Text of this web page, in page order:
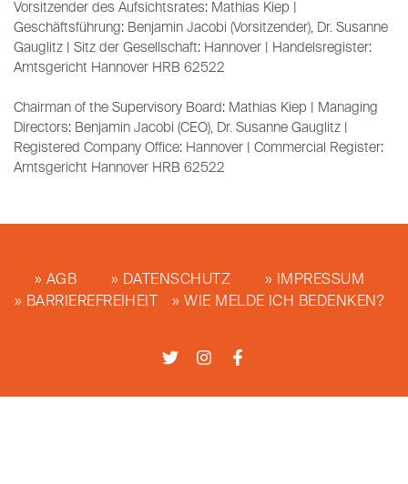
Vorsitzender des Aufsichtsrates: Mathias Kiep |
Geschäftsführung: Benjamin Jacobi (Vorsitzender), Dr. Susanne
Gauglitz | Sitz der Gesellschaft: Hannover | Handelsregister:
Amtsgericht Hannover HRB 62522
Chairman of the Supervisory Board: Mathias Kiep | Managing
Directors: Benjamin Jacobi (CEO), Dr. Susanne Gauglitz |
Registered Company Office: Hannover | Commercial Register:
Amtsgericht Hannover HRB 62522
AGB DATENSCHUTZ
IMPRESSUM
BARRIEREFREIHEIT
WIE MELDE ICH BEDENKEN?